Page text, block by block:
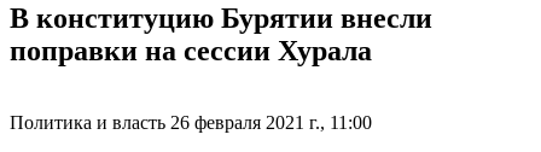
В конституцию Бурятии внесли
поправки на сессии Хурала
Политика и власть 26 февраля 2021 г., 11:00